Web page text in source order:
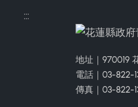
:::
地址｜970019
電話｜03-822-
傳真｜03-822-